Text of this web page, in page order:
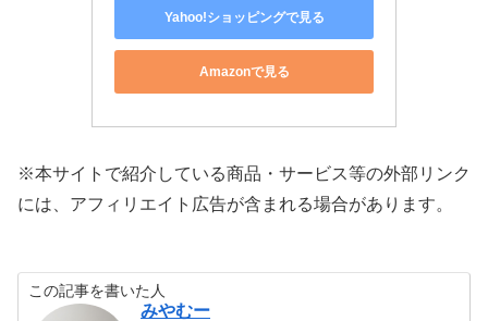
Yahoo!ショッピングで見る
Amazonで見る
※本サイトで紹介している商品・サービス等の外部リンク
には、アフィリエイト広告が含まれる場合があります。
この記事を書いた人
みやむー